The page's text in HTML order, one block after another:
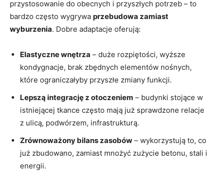
przystosowanie do obecnych i przyszłych potrzeb – to
bardzo często wygrywa przebudowa zamiast
wyburzenia. Dobre adaptacje oferują:
Elastyczne wnętrza – duże rozpiętości, wyższe
kondygnacje, brak zbędnych elementów nośnych,
które ograniczałyby przyszłe zmiany funkcji.
Lepszą integrację z otoczeniem – budynki stojące w
istniejącej tkance często mają już sprawdzone relacje
z ulicą, podwórzem, infrastrukturą.
Zrównoważony bilans zasobów – wykorzystują to, co
już zbudowano, zamiast mnożyć zużycie betonu, stali i
energii.